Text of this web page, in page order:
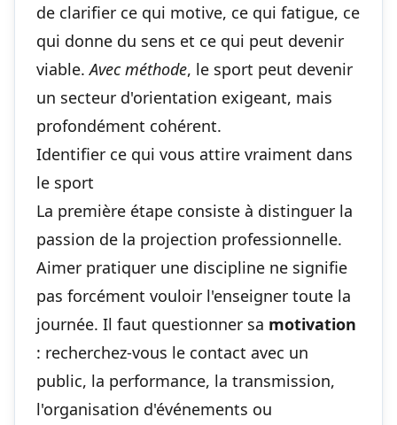
de clarifier ce qui motive, ce qui fatigue, ce
qui donne du sens et ce qui peut devenir
viable.Avec méthode, le sport peut devenir
un secteur d'orientation exigeant, mais
profondément cohérent.
Identifier ce qui vous attire vraiment dans
le sport
La première étape consiste à distinguer la
passion de la projection professionnelle.
Aimer pratiquer une discipline ne signifie
pas forcément vouloir l'enseigner toute la
journée. Il faut questionner sa motivation
: recherchez-vous le contact avec un
public, la performance, la transmission,
l'organisation d'événements ou